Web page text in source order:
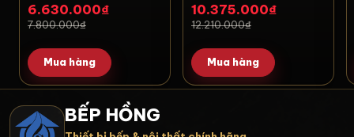
6.630.000₫
7.800.000₫
Mua hàng
10.375.000₫
12.210.000₫
Mua hàng
BẾP HỒNG